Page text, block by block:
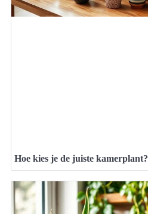
Hoe kies je de juiste kamerplant?